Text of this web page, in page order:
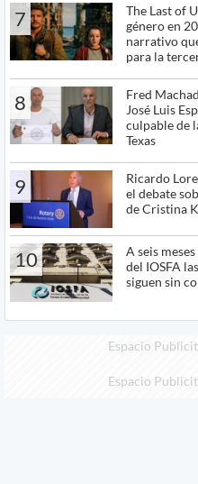
7
The Last of
género en
narrativo
para la
8
Fred
José Luis
culpable de
Texas
9
Ricardo
el debate
de Cristina
10
A seis
del IOSFA
siguen sin
Espacio
Espacio